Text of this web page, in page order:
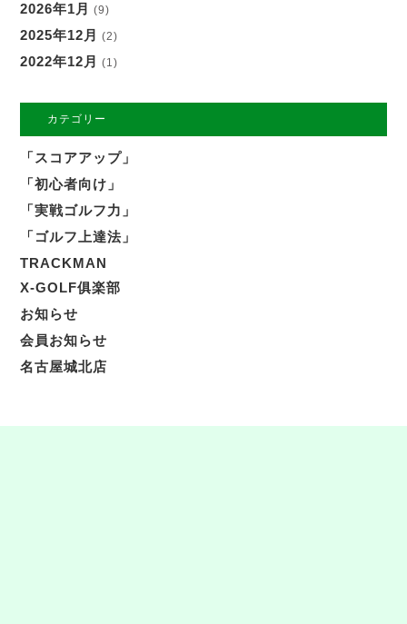
2026年1月 (9)
2025年12月 (2)
2022年12月 (1)
カテゴリー
「スコアアップ」
「初心者向け」
「実戦ゴルフ力」
「ゴルフ上達法」
TRACKMAN
X-GOLF俱楽部
お知らせ
会員お知らせ
名古屋城北店